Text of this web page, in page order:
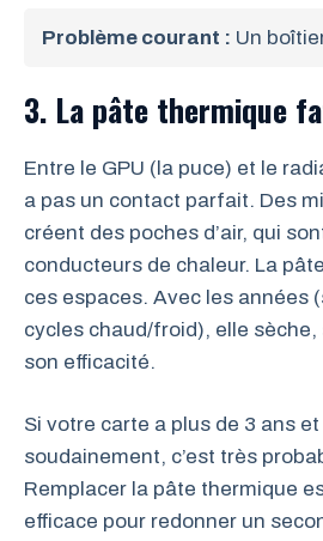
Problème courant : Un
3. La pâte thermique
Entre le GPU (la puce) et le
a pas un contact parfait. Des
créent des poches d’air, qui
conducteurs de chaleur. La
ces espaces. Avec les années
cycles chaud/froid), elle
son efficacité.
Si votre carte a plus de 3 ans
soudainement, c’est très
Remplacer la pâte thermique
efficace pour redonner un